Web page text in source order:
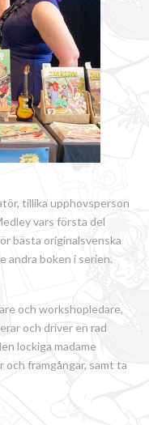
tillika upphovsperson
vars första del
bästa originalsvenska
andra boken i serien.
och workshopledare,
och driver en rad
lockiga madame
framgångar, samt ta